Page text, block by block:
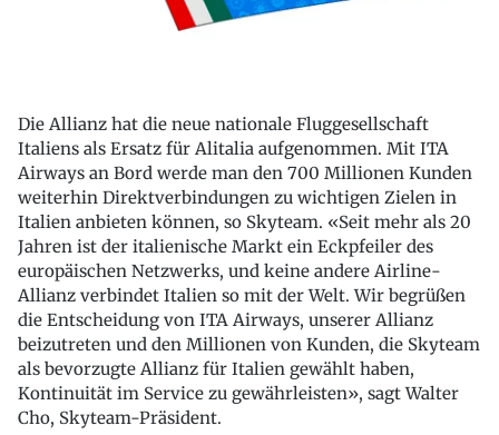
Die Allianz hat die neue nationale Fluggesellschaft
Italiens als Ersatz für Alitalia aufgenommen. Mit ITA
Airways an Bord werde man den 700 Millionen Kunden
weiterhin Direktverbindungen zu wichtigen Zielen in
Italien anbieten können, so Skyteam. «Seit mehr als 20
Jahren ist der italienische Markt ein Eckpfeiler des
europäischen Netzwerks, und keine andere Airline-
Allianz verbindet Italien so mit der Welt. Wir begrüßen
die Entscheidung von ITA Airways, unserer Allianz
beizutreten und den Millionen von Kunden, die Skyteam
als bevorzugte Allianz für Italien gewählt haben,
Kontinuität im Service zu gewährleisten», sagt Walter
Cho, Skyteam-Präsident.